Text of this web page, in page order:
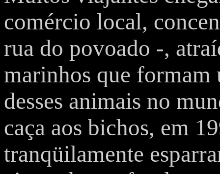
comércio local,
rua do povoado -,
marinhos que formam
desses animais no
caça aos bichos, em
tranqüilamente